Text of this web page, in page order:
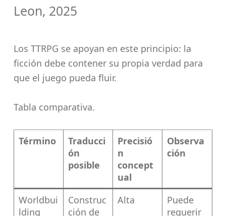
Leon, 2025
Los TTRPG se apoyan en este principio: la
ficción debe contener su propia verdad para
que el juego pueda fluir.
Tabla comparativa.
Término
Traducci
ón
posible
Precisió
n
concept
ual
Observa
ción
Worldbui
lding
Construc
ción de
Alta
Puede
requerir